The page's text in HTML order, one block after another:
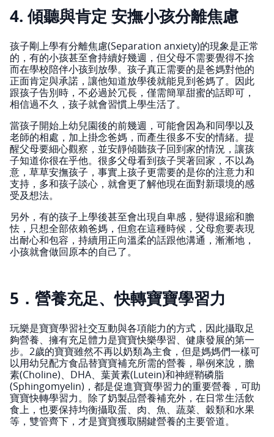
4. 傾聽與肯定 安撫小孩分離焦慮
孩子剛上學有分離焦慮(Separation anxiety)的現象是正常
的，有的小孩甚至會持續好幾週，但父母不需要覺得不捨
而在學校陪伴小孩到放學。孩子真正需要的是爸媽對他的
正面肯定與承諾，讓他知道放學後就能見到爸媽了。因此
跟孩子告別時，不必過於冗長，僅需簡單甜蜜的話即可，
相信過不久，孩子就會習慣上學生活了。
當孩子開始上幼兒園後的前幾週，可能會因為和同學以及
老師的相處，加上掛念爸媽，而產生很多不安的情緒。提
醒父母要細心觀察，並安靜傾聽孩子回到家的情況，讓孩
子知道你很在乎他。很多父母看到孩子哭著回家，不以為
意，草草安撫孩子，事實上孩子更需要的是你的注意力和
支持，多和孩子談心，就會更了解他現在面對新環境的感
受及想法。
另外，有的孩子上學後甚至會出現自卑感，變得退縮和膽
怯，只想全部依賴爸媽，但愈在這種時候，父母愈要表現
出耐心和包容，持續用正向溫柔的話跟他溝通，漸漸地，
小孩就會做回原本的自己了。
5．營養充足、快轉寶寶學習力
玩樂是寶寶學習社交互動與各項能力的方式，因此攝取足
夠營養、擁有充足體力是寶寶快樂學習、健康發展的第一
步。2歲的寶寶雖然不再以奶類為主食，但是媽媽們一樣可
以用幼兒配方食品替寶寶補充所需的營養，舉例來說，膽
素(Choline)、DHA、葉黃素(Lutein)和神經鞘磷脂
(Sphingomyelin)，都是促進寶寶學習力的重要營養，可助
寶寶快轉學習力。除了奶製品營養補充外，在日常生活飲
食上，也要保持均衡攝取蛋、肉、魚、蔬菜、穀類和水果
等，雙管齊下，才是寶寶獲取關鍵營養的主要管道。